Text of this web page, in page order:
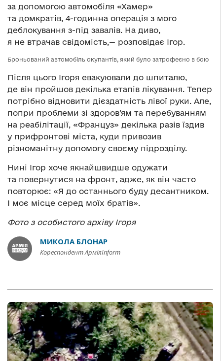
за допомогою автомобіля «Хамер»
та домкратів, 4-годинна операція з мого
деблокування з-під завалів. На диво,
я не втрачав свідомість,— розповідає Ігор.
Броньований автомобіль окупантів, який було затрофеєно в бою
Після цього Ігоря евакуювали до шпиталю,
де він пройшов декілька етапів лікування. Тепер
потрібно відновити дієздатність лівої руки. Але,
попри проблеми зі здоров’ям та перебуванням
на реабілітації, «Француз» декілька разів їздив
у прифронтові міста, куди привозив
різноманітну допомогу своєму підрозділу.
Нині Ігор хоче якнайшвидше одужати
та повернутися на фронт, адже, як він часто
повторює: «Я до останнього буду десантником.
І моє місце серед моїх братів».
Фото з особистого архіву Ігоря
МИКОЛА БЛОНАР
Кореспондент АрміяInform